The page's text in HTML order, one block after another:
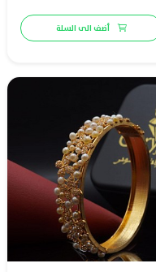
أضف الى السلة